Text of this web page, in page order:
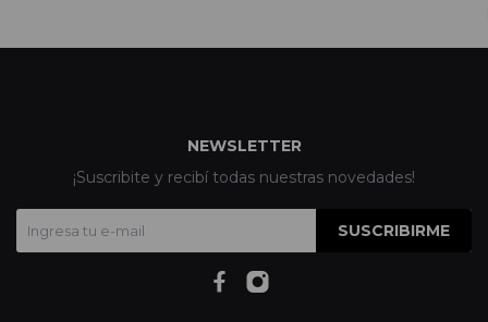
NEWSLETTER
¡Suscribite y recibí todas nuestras novedades!
SUSCRIBIRME